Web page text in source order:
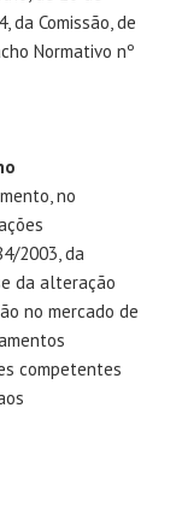
da Comissão, de
Normativo nº
no
2003, da
da alteração
no mercado de
competentes
de março